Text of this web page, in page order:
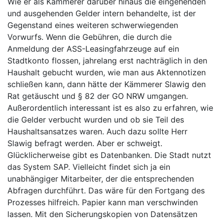
und ausgehenden Gelder intern behandelte, ist der
Gegenstand eines weiteren schwerwiegenden
Vorwurfs. Wenn die Gebühren, die durch die
Anmeldung der ASS-Leasingfahrzeuge auf ein
Stadtkonto flossen, jahrelang erst nachträglich in den
Haushalt gebucht wurden, wie man aus Aktennotizen
schließen kann, dann hätte der Kämmerer Slawig den
Rat getäuscht und § 82 der GO NRW umgangen.
Außerordentlich interessant ist es also zu erfahren, wie
die Gelder verbucht wurden und ob sie Teil des
Haushaltsansatzes waren. Auch dazu sollte Herr
Slawig befragt werden. Aber er schweigt.
Glücklicherweise gibt es Datenbanken. Die Stadt nutzt
das System SAP. Vielleicht findet sich ja ein
unabhängiger Mitarbeiter, der die entsprechenden
Abfragen durchführt. Das wäre für den Fortgang des
Prozesses hilfreich. Papier kann man verschwinden
lassen. Mit den Sicherungskopien von Datensätzen